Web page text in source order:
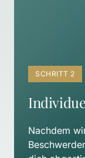
SCHRITT 2
Nachdem